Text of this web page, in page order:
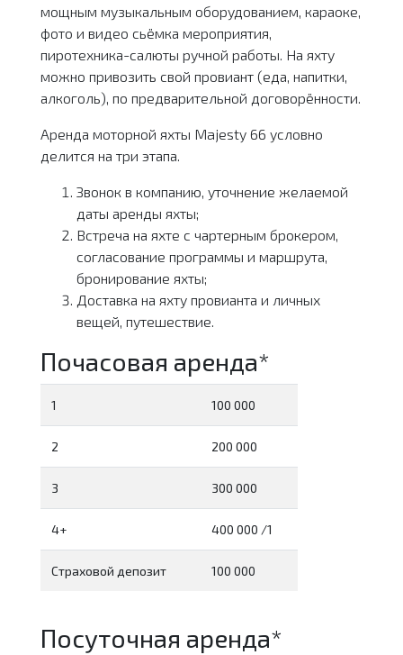
мощным музыкальным оборудованием, караоке,
фото и видео сьёмка мероприятия,
пиротехника-салюты ручной работы. На яхту
можно привозить свой провиант (еда, напитки,
алкоголь), по предварительной договорённости.
Аренда моторной яхты Majesty 66 условно
делится на три этапа.
Звонок в компанию, уточнение желаемой
даты аренды яхты;
Встреча на яхте с чартерным брокером,
согласование программы и маршрута,
бронирование яхты;
Доставка на яхту провианта и личных
вещей, путешествие.
Почасовая аренда*
1 100 000
2 200 000
3 300 000
4+ 400 000 /1
Страховой депозит 100 000
Посуточная аренда*